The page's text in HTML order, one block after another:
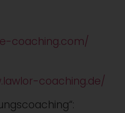
coaching.com/
coaching.de/